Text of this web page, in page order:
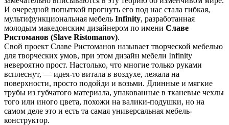
И очередной попыткой прогнуть его под нас стала гибкая,
мультифункциональная мебель Infinity, разработанная
молодым македонским дизайнером по имени Славе
Ристоманов (Slave Ristomanov).
Свой проект Славе Ристоманов называет творческой мебелью
для творческих умов, при этом дизайн мебели Infinity
невероятно прост. Настолько, что многие только руками
всплеснут, — идея-то витала в воздухе, лежала на
поверхности, просто подойди и возьми. Длинные и мягкие
трубы из губчатого материала, упакованные в тканевые чехлы
того или иного цвета, похожи на валики-подушки, но на
самом деле это и есть та самая универсальная мебель-
конструктор.